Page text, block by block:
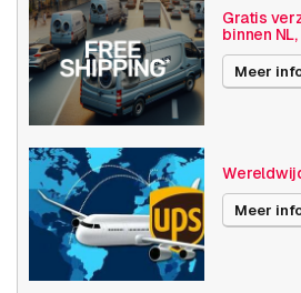
Basis functionaliteit
Dag en
Invoer /
Audio
SD opslag
Axis Series M55
Power over Ethernet 15W
Maximale Beeldhoek
Gratis
binnen NL,
Meer
Meer